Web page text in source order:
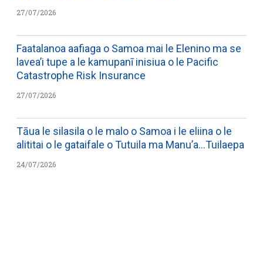
27/07/2026
Faatalanoa aafiaga o Samoa mai le Elenino ma se
lavea’i tupe a le kamupanī inisiua o le Pacific
Catastrophe Risk Insurance
27/07/2026
Tāua le silasila o le malo o Samoa i le eliina o le
alititai o le gataifale o Tutuila ma Manu’a…Tuilaepa
24/07/2026